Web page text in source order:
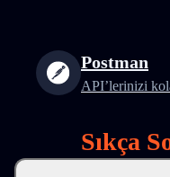
Postman
API’lerinizi
Sıkça